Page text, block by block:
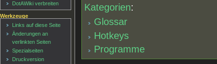
Kategorien:
Glossar
Hotkeys
Programme
DotAWiki verbreiten
Werkzeuge
Links auf diese Seite
Änderungen an
verlinkten Seiten
Spezialseiten
Druckversion